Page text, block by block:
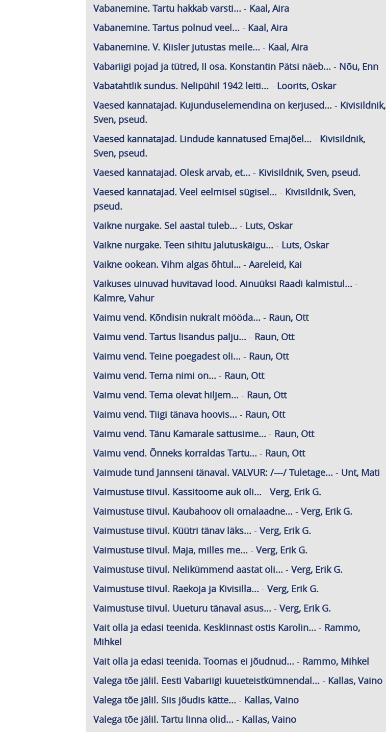
Vabanemine. Tartu hakkab varsti... - Kaal, Aira
Vabanemine. Tartus polnud veel... - Kaal, Aira
Vabanemine. V. Kiisler jutustas meile... - Kaal, Aira
Vabariigi pojad ja tütred, II osa. Konstantin Pätsi näeb... - Nõu, Enn
Vabatahtlik sundus. Nelipühil 1942 leiti... - Loorits, Oskar
Vaesed kannatajad. Kujunduselemendina on kerjused... - Kivisildnik,
Sven, pseud.
Vaesed kannatajad. Lindude kannatused Emajõel... - Kivisildnik,
Sven, pseud.
Vaesed kannatajad. Olesk arvab, et... - Kivisildnik, Sven, pseud.
Vaesed kannatajad. Veel eelmisel sügisel... - Kivisildnik, Sven,
pseud.
Vaikne nurgake. Sel aastal tuleb... - Luts, Oskar
Vaikne nurgake. Teen sihitu jalutuskäigu... - Luts, Oskar
Vaikne ookean. Vihm algas õhtul… - Aareleid, Kai
Vaikuses uinuvad huvitavad lood. Ainuüksi Raadi kalmistul... -
Kalmre, Vahur
Vaimu vend. Kõndisin nukralt mööda... - Raun, Ott
Vaimu vend. Tartus lisandus palju... - Raun, Ott
Vaimu vend. Teine poegadest oli... - Raun, Ott
Vaimu vend. Tema nimi on... - Raun, Ott
Vaimu vend. Tema olevat hiljem... - Raun, Ott
Vaimu vend. Tiigi tänava hoovis... - Raun, Ott
Vaimu vend. Tänu Kamarale sattusime... - Raun, Ott
Vaimu vend. Õnneks korraldas Tartu... - Raun, Ott
Vaimude tund Jannseni tänaval. VALVUR: /---/ Tuletage... - Unt, Mati
Vaimustuse tiivul. Kassitoome auk oli... - Verg, Erik G.
Vaimustuse tiivul. Kaubahoov oli omalaadne... - Verg, Erik G.
Vaimustuse tiivul. Küütri tänav läks... - Verg, Erik G.
Vaimustuse tiivul. Maja, milles me... - Verg, Erik G.
Vaimustuse tiivul. Nelikümmend aastat oli... - Verg, Erik G.
Vaimustuse tiivul. Raekoja ja Kivisilla... - Verg, Erik G.
Vaimustuse tiivul. Uueturu tänaval asus... - Verg, Erik G.
Vait olla ja edasi teenida. Kesklinnast ostis Karolin... - Rammo,
Mihkel
Vait olla ja edasi teenida. Toomas ei jõudnud... - Rammo, Mihkel
Valega tõe jälil. Eesti Vabariigi kuueteistkümnendal... - Kallas, Vaino
Valega tõe jälil. Siis jõudis kätte... - Kallas, Vaino
Valega tõe jälil. Tartu linna olid... - Kallas, Vaino